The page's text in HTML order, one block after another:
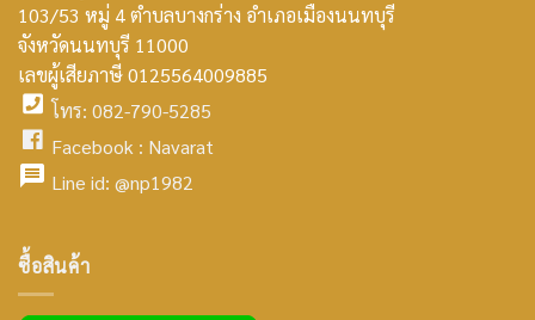
smt2
home
icon
103/53 หมู่ 4 ตำบลบางกร่าง อำเภอเมืองนนทบุรี
จังหวัดนนทบุรี 11000
เลขผู้เสียภาษี 0125564009885
facebook
icon
โทร: 082-790-5285
facebook
Facebook : Navarat
icon
Line id: @np1982
ซื้อสินค้า